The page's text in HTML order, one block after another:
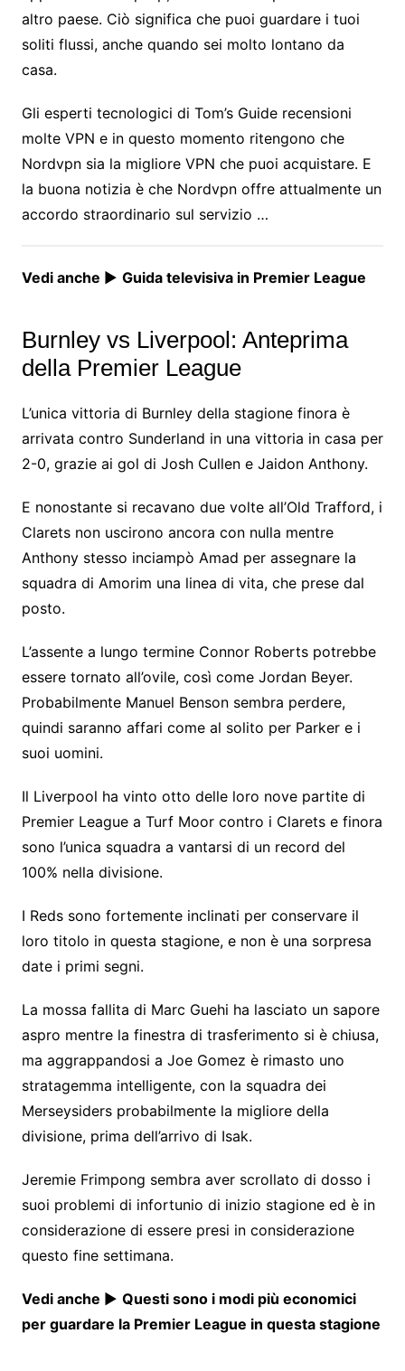
altro paese. Ciò significa che puoi guardare i tuoi
soliti flussi, anche quando sei molto lontano da
casa.
Gli esperti tecnologici di Tom’s Guide recensioni
molte VPN e in questo momento ritengono che
Nordvpn sia la migliore VPN che puoi acquistare. E
la buona notizia è che Nordvpn offre attualmente un
accordo straordinario sul servizio …
Vedi anche ► Guida televisiva in Premier League
Burnley vs Liverpool: Anteprima
della Premier League
L’unica vittoria di Burnley della stagione finora è
arrivata contro Sunderland in una vittoria in casa per
2-0, grazie ai gol di Josh Cullen e Jaidon Anthony.
E nonostante si recavano due volte all’Old Trafford, i
Clarets non uscirono ancora con nulla mentre
Anthony stesso inciampò Amad per assegnare la
squadra di Amorim una linea di vita, che prese dal
posto.
L’assente a lungo termine Connor Roberts potrebbe
essere tornato all’ovile, così come Jordan Beyer.
Probabilmente Manuel Benson sembra perdere,
quindi saranno affari come al solito per Parker e i
suoi uomini.
Il Liverpool ha vinto otto delle loro nove partite di
Premier League a Turf Moor contro i Clarets e finora
sono l’unica squadra a vantarsi di un record del
100% nella divisione.
I Reds sono fortemente inclinati per conservare il
loro titolo in questa stagione, e non è una sorpresa
date i primi segni.
La mossa fallita di Marc Guehi ha lasciato un sapore
aspro mentre la finestra di trasferimento si è chiusa,
ma aggrappandosi a Joe Gomez è rimasto uno
stratagemma intelligente, con la squadra dei
Merseysiders probabilmente la migliore della
divisione, prima dell’arrivo di Isak.
Jeremie Frimpong sembra aver scrollato di dosso i
suoi problemi di infortunio di inizio stagione ed è in
considerazione di essere presi in considerazione
questo fine settimana.
Vedi anche ► Questi sono i modi più economici
per guardare la Premier League in questa stagione